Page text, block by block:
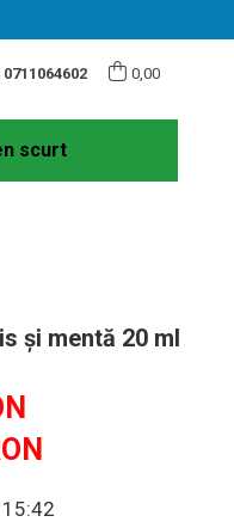
0711064602 0,00
scurt
și mentă 20 ml